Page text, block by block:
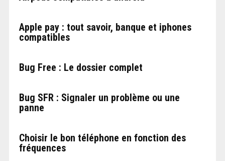
Apple pay : tout savoir, banque et iphones
compatibles
Bug Free : Le dossier complet
Bug SFR : Signaler un problème ou une
panne
Choisir le bon téléphone en fonction des
fréquences